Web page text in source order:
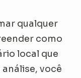
qualquer
como
local que
você